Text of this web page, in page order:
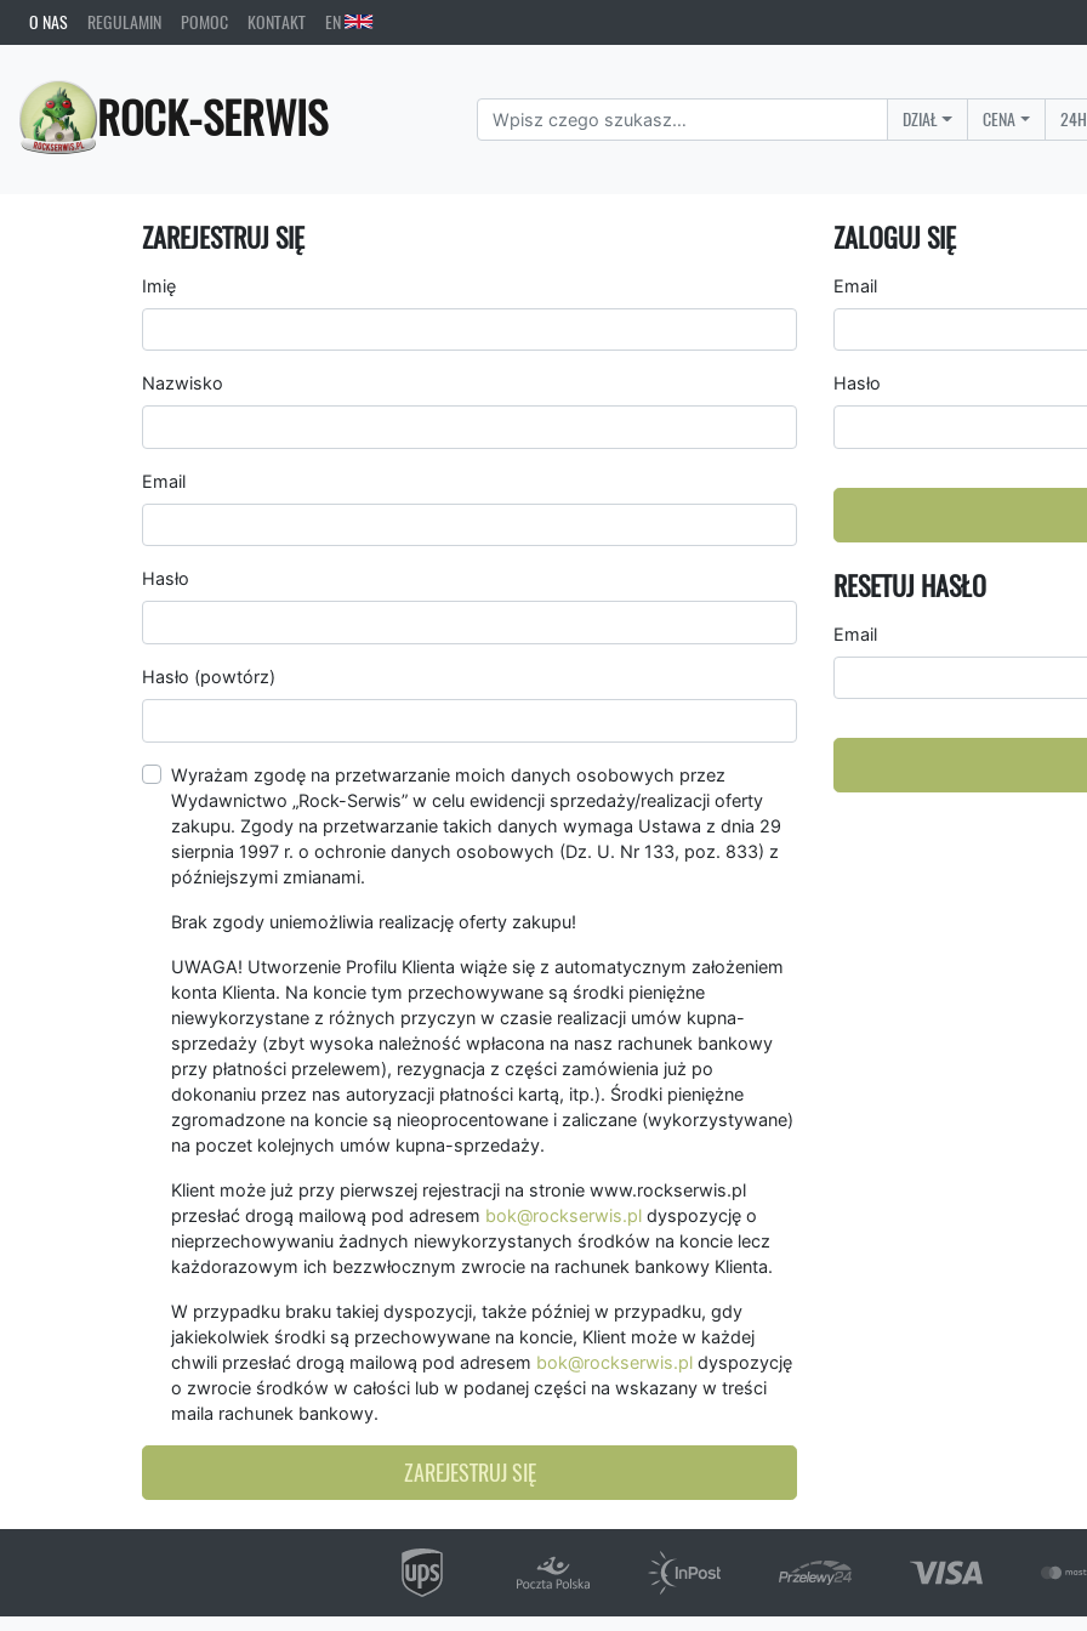
O NAS REGULAMIN POMOC KONTAKT EN
ROCK-SERWIS DZIAŁ CENA
ZAREJESTRUJ SIĘ
Imię
Nazwisko
Email
Hasło
Hasło (powtórz)
Wyrażam zgodę na przetwarzanie moich danych osobowych przez
Wydawnictwo „Rock-Serwis” w celu ewidencji sprzedaży/realizacji oferty
zakupu. Zgody na przetwarzanie takich danych wymaga Ustawa z dnia 29
sierpnia 1997 r. o ochronie danych osobowych (Dz. U. Nr 133, poz. 833) z
późniejszymi zmianami.
Brak zgody uniemożliwia realizację oferty zakupu!
UWAGA! Utworzenie Profilu Klienta wiąże się z automatycznym założeniem
konta Klienta. Na koncie tym przechowywane są środki pieniężne
niewykorzystane z różnych przyczyn w czasie realizacji umów kupna-
sprzedaży (zbyt wysoka należność wpłacona na nasz rachunek bankowy
przy płatności przelewem), rezygnacja z części zamówienia już po
dokonaniu przez nas autoryzacji płatności kartą, itp.). Środki pieniężne
zgromadzone na koncie są nieoprocentowane i zaliczane (wykorzystywane)
na poczet kolejnych umów kupna-sprzedaży.
Klient może już przy pierwszej rejestracji na stronie www.rockserwis.pl
przesłać drogą mailową pod adresem bok@rockserwis.pl dyspozycję o
nieprzechowywaniu żadnych niewykorzystanych środków na koncie lecz
każdorazowym ich bezzwłocznym zwrocie na rachunek bankowy Klienta.
W przypadku braku takiej dyspozycji, także później w przypadku, gdy
jakiekolwiek środki są przechowywane na koncie, Klient może w każdej
chwili przesłać drogą mailową pod adresem bok@rockserwis.pl dyspozycję
o zwrocie środków w całości lub w podanej części na wskazany w treści
maila rachunek bankowy.
ZAREJESTRUJ SIĘ
ZALOGUJ SIĘ
Email
Hasło
RESETUJ HASŁO
Email